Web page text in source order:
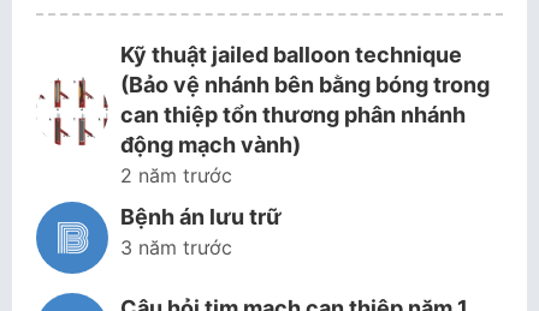
Kỹ thuật jailed balloon technique
(Bảo vệ nhánh bên bằng bóng trong
can thiệp tổn thương phân nhánh
động mạch vành)
2 năm trước
Bệnh án lưu trữ
3 năm trước